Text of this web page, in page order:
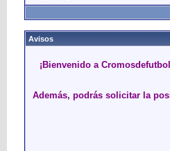
Avisos
¡Bienvenido a
Además, podrás solicitar la